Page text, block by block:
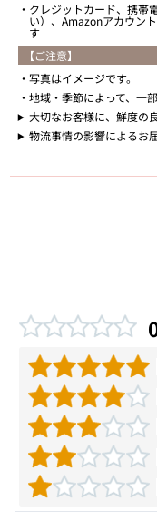
クレジットカード、携帯
い）、Amazonアカウン
す
【ご注意】
写真はイメージです。
地域・季節によって、一
大切なお客様に、鮮度の
物流事情の影響によるお